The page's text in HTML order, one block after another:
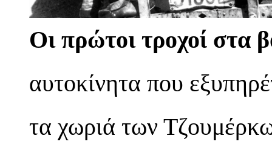
Οι πρώτοι τροχοί στα
αυτοκίνητα που
τα χωριά των